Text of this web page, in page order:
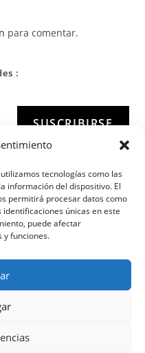
tecnologías como las
información del dispositivo. El
permitirá procesar datos como
únicas en este
puede afectar
y funciones.
para comentar.
:
SUSCRIBIRSE